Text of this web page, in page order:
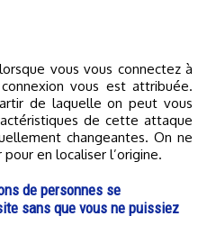
vous vous connectez à
vous est attribuée.
de laquelle on peut vous
de cette attaque
changeantes. On ne
en localiser l’origine.
de personnes se
sans que vous ne puissiez